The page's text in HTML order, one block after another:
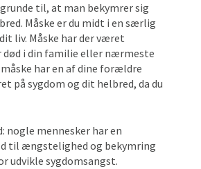
til, at man bekymrer sig
Måske er du midt i en særlig
liv. Måske har der været
i din familie eller nærmeste
har en af dine forældre
på sygdom og dit helbred, da du
nogle mennesker har en
til ængstelighed og bekymring
udvikle sygdomsangst.